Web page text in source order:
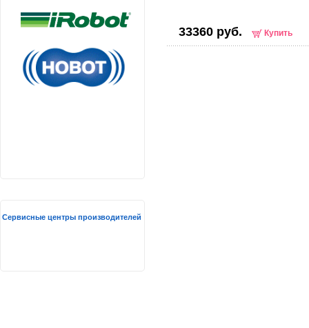
33360 руб. Купить
Сервисные центры производителей